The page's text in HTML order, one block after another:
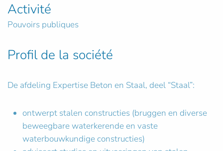
Activité
Pouvoirs publiques
Profil de la société
De afdeling Expertise Beton en Staal, deel “Staal”:
ontwerpt stalen constructies (bruggen en diverse
beweegbare waterkerende en vaste
waterbouwkundige constructies)